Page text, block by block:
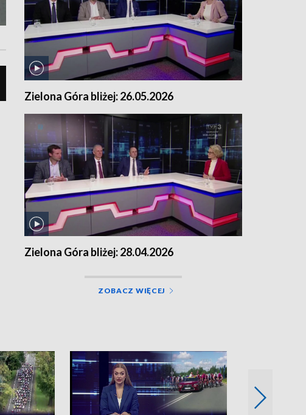
Zielona Góra bliżej: 26.05.2026
Zielona Góra bliżej: 28.04.2026
ZOBACZ WIĘCEJ